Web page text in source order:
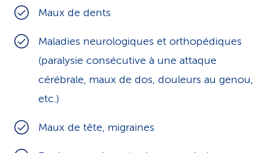
Maux de dents
Maladies neurologiques et orthopédiques
(paralysie consécutive à une attaque
cérébrale, maux de dos, douleurs au genou,
etc.)
Maux de tête, migraines